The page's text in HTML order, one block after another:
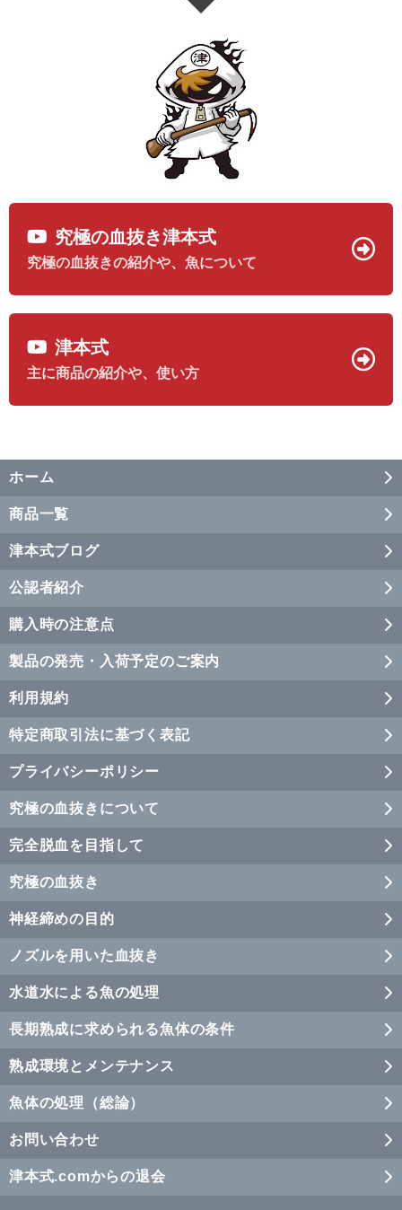
究極の血抜き津本式
究極の血抜きの紹介や、魚について
津本式
主に商品の紹介や、使い方
ホーム
商品一覧
津本式ブログ
公認者紹介
購入時の注意点
製品の発売・入荷予定のご案内
利用規約
特定商取引法に基づく表記
プライバシーポリシー
究極の血抜きについて
完全脱血を目指して
究極の血抜き
神経締めの目的
ノズルを用いた血抜き
水道水による魚の処理
長期熟成に求められる魚体の条件
熟成環境とメンテナンス
魚体の処理（総論）
お問い合わせ
津本式.comからの退会